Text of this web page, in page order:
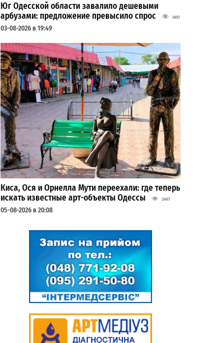
Юг Одесской области завалило дешевыми
арбузами: предложение превысило спрос
3657
03-08-2026 в 19:49
Киса, Ося и Орнелла Мути переехали: где теперь
искать известные арт-объекты Одессы
2407
05-08-2026 в 20:08